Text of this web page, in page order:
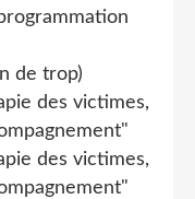
de trop)
des victimes,
des victimes,